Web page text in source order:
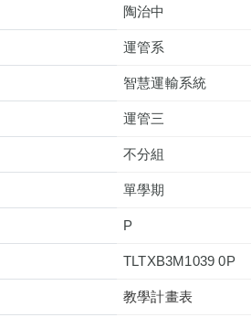
陶治中
運管系
智慧運輸系統
運管三
不分組
單學期
P
TLTXB3M1039 0P
教學計畫表